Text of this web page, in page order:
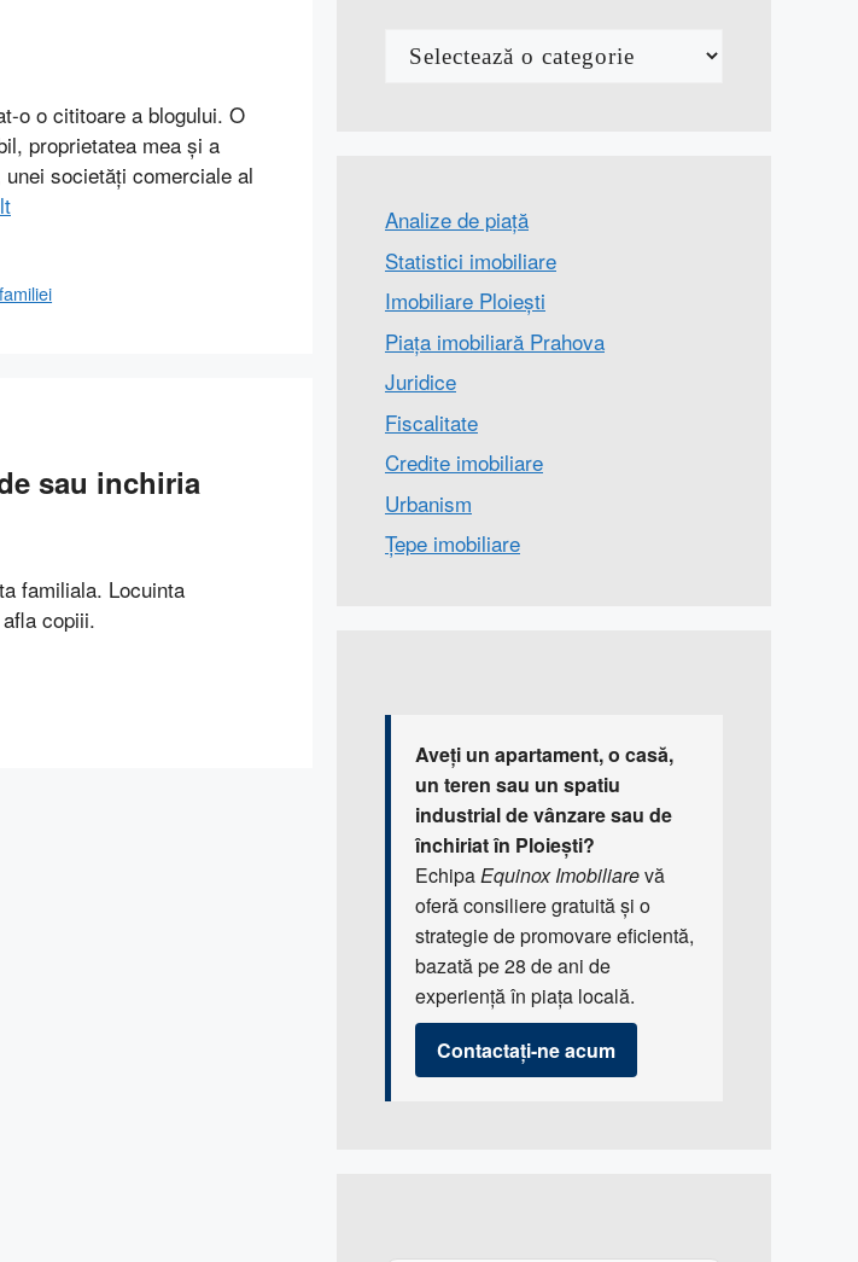
o o cititoare a blogului. O
proprietatea mea şi a
societăţi comerciale al
sau inchiria
familiala. Locuinta
copiii.
Categorii
Analize de piață
Statistici imobiliare
Imobiliare Ploiești
Piața imobiliară Prahova
Juridice
Fiscalitate
Credite imobiliare
Urbanism
Țepe imobiliare
Aveți un apartament, o casă,
un teren sau un spatiu
industrial de vânzare sau de
închiriat în Ploiești?
EchipaEquinox Imobiliarevă
oferă consiliere gratuită și o
strategie de promovare eficientă,
bazată pe 28 de ani de
experiență în piața locală.
Contactați-ne acum